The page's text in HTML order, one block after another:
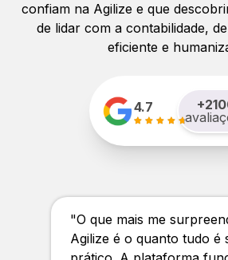
confiam na Agilize e que
de lidar com a contabilidade,
eficiente e
4.7 +
"O que mais me
Agilize é o quanto tudo é